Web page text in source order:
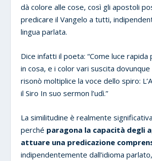
dà colore alle cose, così gli apostoli
predicare il Vangelo a tutti,
lingua parlata.
Dice infatti il poeta: “Come luce rapida
in cosa, e i color vari suscita
risonò moltiplice la voce dello spiro:
il Siro In suo sermon l’udì.”
La similitudine è realmente significativa
perché paragona la capacità degli
attuare una predicazione
indipendentemente dall’idioma parlato,